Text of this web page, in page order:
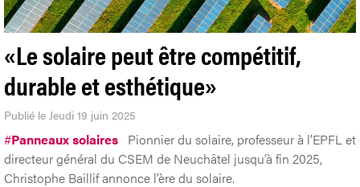
«Le solaire peut être compétitif,
durable et esthétique»
Publié le Jeudi 19 juin 2025
#Panneaux solaires Pionnier du solaire, professeur à l’EPFL et
directeur général du CSEM de Neuchâtel jusqu’à fin 2025,
Christophe Baillif annonce l’ère du solaire.